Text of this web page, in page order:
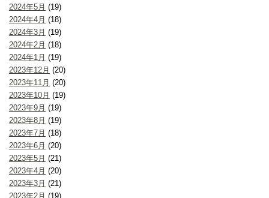
2024年5月 (19)
2024年4月 (18)
2024年3月 (19)
2024年2月 (18)
2024年1月 (19)
2023年12月 (20)
2023年11月 (20)
2023年10月 (19)
2023年9月 (19)
2023年8月 (19)
2023年7月 (18)
2023年6月 (20)
2023年5月 (21)
2023年4月 (20)
2023年3月 (21)
2023年2月 (19)